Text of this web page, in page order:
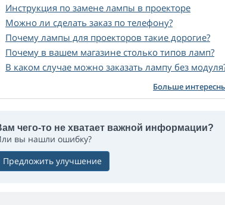
Инструкция по замене лампы в проекторе
Можно ли сделать заказ по телефону?
Почему лампы для проекторов такие дорогие?
Почему в вашем магазине столько типов ламп?
В каком случае можно заказать лампу без
Больше
чего-то не хватает важной информации?
вы нашли ошибку?
Предложить улучшение